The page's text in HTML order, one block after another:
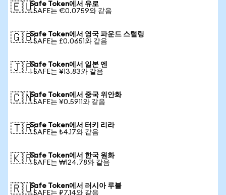
🇪🇺Safe Token에서 유로
1 SAFE는 €0.0759와 같음
🇬🇧Safe Token에서 영국 파운드 스털링
1 SAFE는 £0.0651와 같음
🇯🇵Safe Token에서 일본 엔
1 SAFE는 ¥13.83와 같음
🇨🇳Safe Token에서 중국 위안화
1 SAFE는 ¥0.5911와 같음
🇹🇷Safe Token에서 터키 리라
1 SAFE는 ₺4.17와 같음
🇰🇷Safe Token에서 한국 원화
1 SAFE는 ₩124.78와 같음
🇷🇺Safe Token에서 러시아 루블
1 SAFE는 ₽7.14와 같음